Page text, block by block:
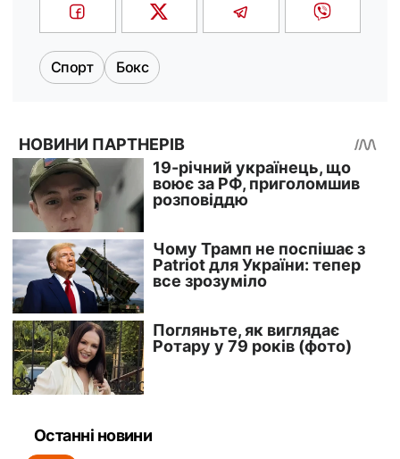
Спорт Бокс
Останні новини